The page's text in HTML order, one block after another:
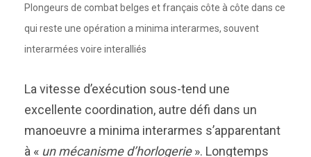
Plongeurs de combat belges et français côte à côte dans ce
qui reste une opération a minima interarmes, souvent
interarmées voire interalliés
La vitesse d’exécution sous-tend une
excellente coordination, autre défi dans un
manoeuvre a minima interarmes s’apparentant
à « un mécanisme d’horlogerie». Longtemps